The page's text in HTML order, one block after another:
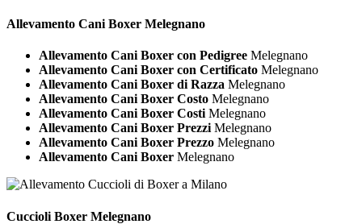
Allevamento Cani Boxer Melegnano
Allevamento Cani Boxer con Pedigree Melegnano
Allevamento Cani Boxer con Certificato Melegnano
Allevamento Cani Boxer di Razza Melegnano
Allevamento Cani Boxer Costo Melegnano
Allevamento Cani Boxer Costi Melegnano
Allevamento Cani Boxer Prezzi Melegnano
Allevamento Cani Boxer Prezzo Melegnano
Allevamento Cani Boxer Melegnano
Cuccioli Boxer Melegnano